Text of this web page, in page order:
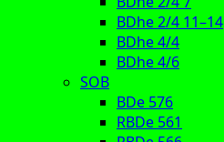
BDhe 2/4 11–14
BDhe 4/4
BDhe 4/6
SOB
BDe 576
RBDe 561